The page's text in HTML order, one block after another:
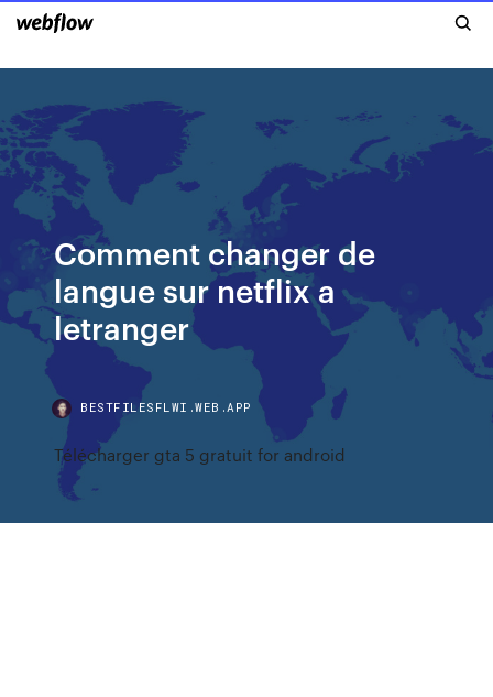
Comment changer de
langue sur netflix a
letranger
BESTFILESFLWI.WEB.APP
Télécharger gta 5 gratuit for android